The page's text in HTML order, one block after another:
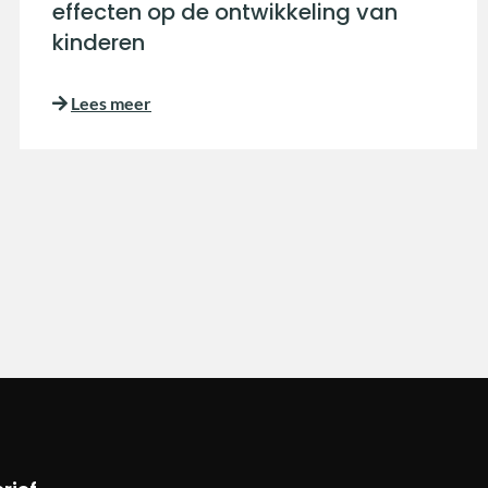
effecten op de ontwikkeling van
kinderen
Lees meer